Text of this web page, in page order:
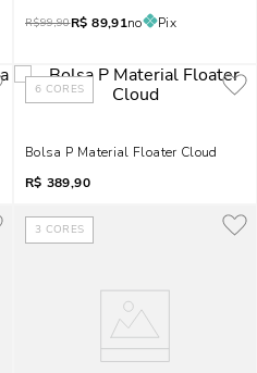
R$99,90R$ 89,91no Pix
6 CORES
Bolsa P Material Floater Cloud
R$ 389,90
3 CORES